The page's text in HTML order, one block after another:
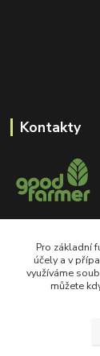
Kontakty
+420 605
Po-Pá, 8-18 hod
Pro základní
účely a v
využíváme
můžete